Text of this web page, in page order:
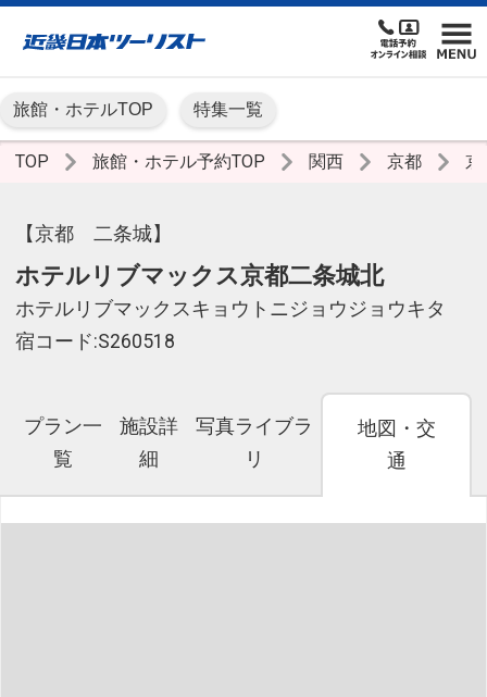
旅館・ホテルTOP 特集一覧
TOP 旅館・ホテル予約TOP 関西 京都 京
【京都 二条城】
ホテルリブマックス京都二条城北
ホテルリブマックスキョウトニジョウジョウキタ
宿コード:S260518
プラン一
覧
施設詳
細
写真ライブラ
リ
地図・交
通